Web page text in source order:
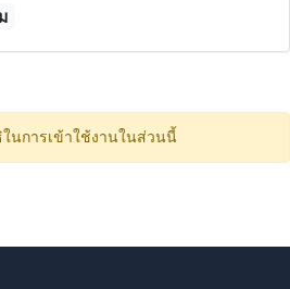
นการเข้าใช้งานในส่วนนี้